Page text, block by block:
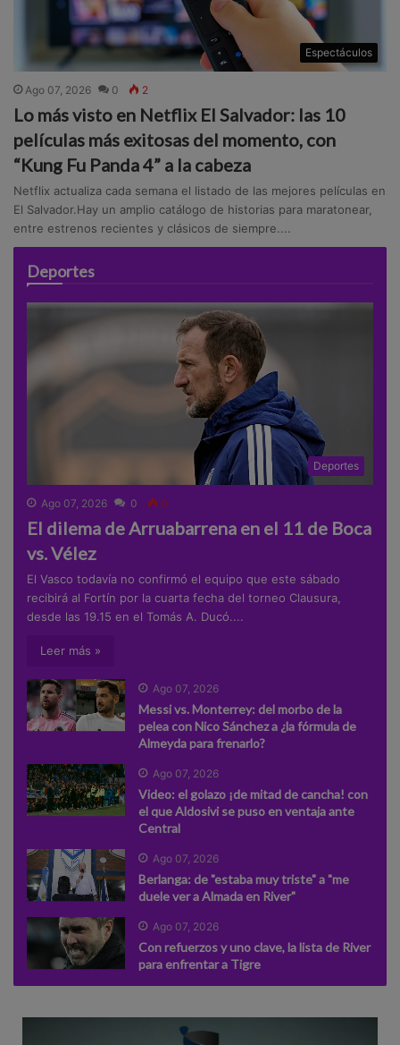
Espectáculos
Ago 07, 2026 0 2
Lo más visto en Netflix El Salvador: las 10
películas más exitosas del momento, con
“Kung Fu Panda 4” a la cabeza
Netflix actualiza cada semana el listado de las mejores películas en
El Salvador.Hay un amplio catálogo de historias para maratonear,
entre estrenos recientes y clásicos de siempre....
Deportes
Deportes
Ago 07, 2026 0 0
El dilema de Arruabarrena en el 11 de Boca
vs. Vélez
El Vasco todavía no confirmó el equipo que este sábado
recibirá al Fortín por la cuarta fecha del torneo Clausura,
desde las 19.15 en el Tomás A. Ducó....
Leer más »
Ago 07, 2026
Messi vs. Monterrey: del morbo de la
pelea con Nico Sánchez a ¿la fórmula de
Almeyda para frenarlo?
Ago 07, 2026
Video: el golazo ¡de mitad de cancha! con
el que Aldosivi se puso en ventaja ante
Central
Ago 07, 2026
Berlanga: de "estaba muy triste" a "me
duele ver a Almada en River"
Ago 07, 2026
Con refuerzos y uno clave, la lista de River
para enfrentar a Tigre